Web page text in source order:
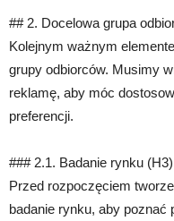
## 2. Docelowa grupa
Kolejnym ważnym
grupy odbiorców. Musimy
reklamę, aby móc
preferencji.
### 2.1. Badanie rynku (H3)
Przed rozpoczęciem
badanie rynku, aby poznać